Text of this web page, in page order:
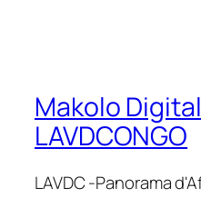
Makolo
LAVDCONGO
LAVDC -Panorama